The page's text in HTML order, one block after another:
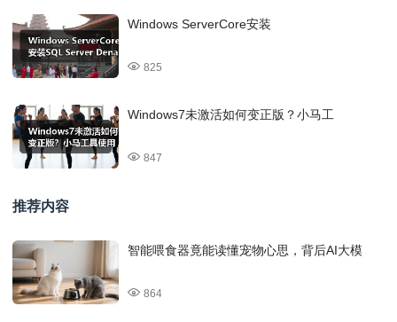
Windows ServerCore安装
825
Windows7未激活如何变正版？小马工
847
推荐内容
智能喂食器竟能读懂宠物心思，背后AI大模
864